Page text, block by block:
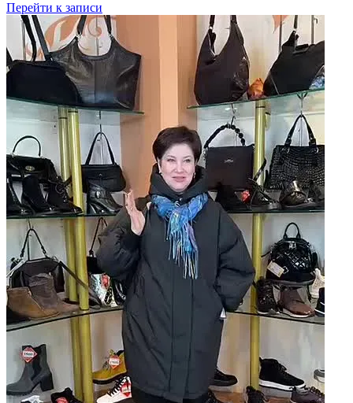
Перейти к записи